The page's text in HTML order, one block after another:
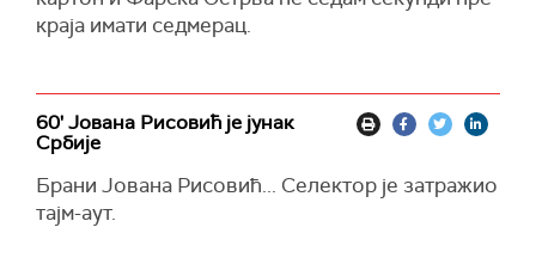
краја имати седмерац.
60' Јована Рисовић је јунак
Србије
Брани Јована Рисовић... Селектор је затражио
тајм-аут.